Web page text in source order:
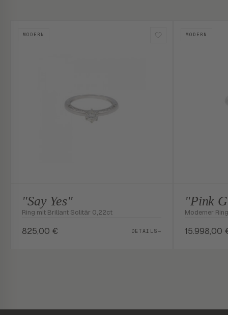
MODERN
"Say Yes"
Ring mit Brillant Solitär 0,22ct
825,00 € DETAILS→
MODERN
"Pink
Moderner
15.998,00